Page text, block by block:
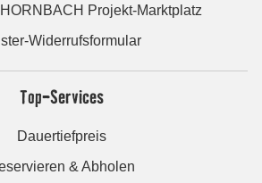
Projekt-Marktplatz
Widerrufsformular
Top-Services
Dauertiefpreis
& Abholen